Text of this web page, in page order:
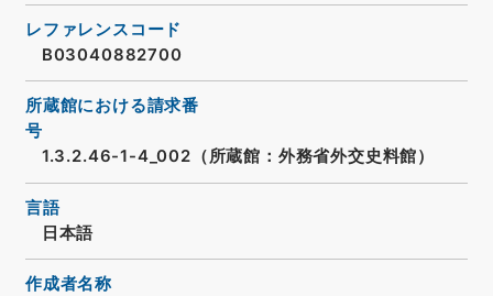
レファレンスコード
B03040882700
所蔵館における請求番
号
1.3.2.46-1-4_002（所蔵館：外務省外交史料館）
言語
日本語
作成者名称